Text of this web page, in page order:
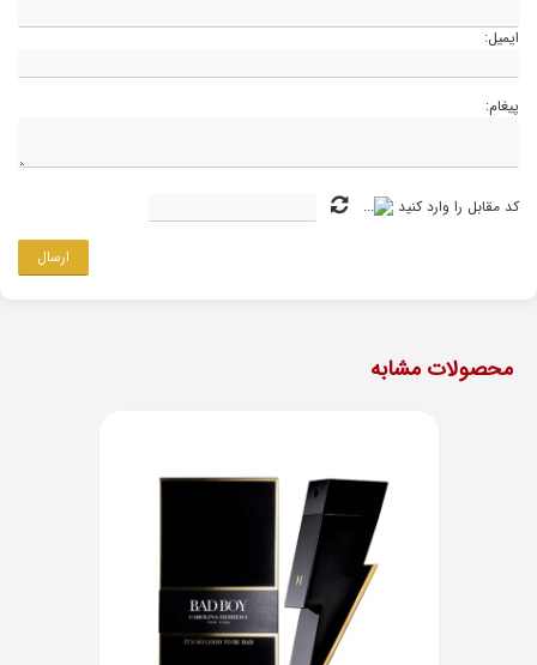
ایمیل:
پیغام:
کد مقابل را وارد کنید
ارسال
محصولات مشابه